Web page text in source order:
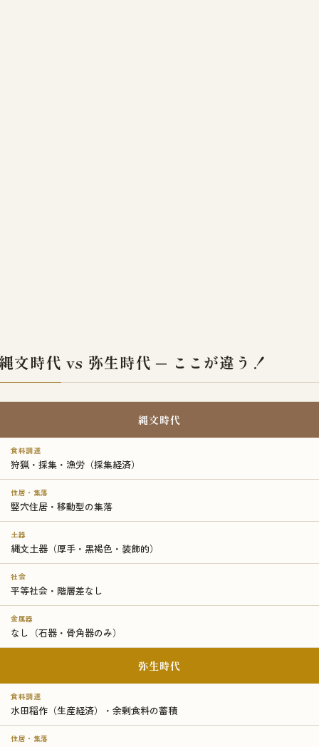
文時代 vs 弥生時代 ─ ここが違う！
縄文時代
食料調達
狩猟・採集・漁労（採集経済）
住居・集落
竪穴住居・移動型の集落
土器
縄文土器（厚手・黒褐色・装飾的）
社会
平等社会・階層差なし
金属器
なし（石器・骨角器のみ）
弥生時代
食料調達
水田稲作（生産経済）・余剰食料の蓄積
住居・集落